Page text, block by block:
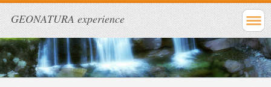
GEONATURA experience